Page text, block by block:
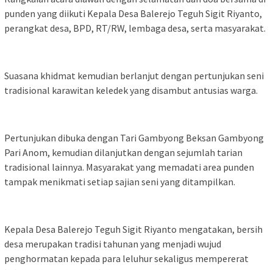
punden yang diikuti Kepala Desa Balerejo Teguh Sigit Riyanto,
perangkat desa, BPD, RT/RW, lembaga desa, serta masyarakat.
Suasana khidmat kemudian berlanjut dengan pertunjukan seni
tradisional karawitan keledek yang disambut antusias warga.
Pertunjukan dibuka dengan Tari Gambyong Beksan Gambyong
Pari Anom, kemudian dilanjutkan dengan sejumlah tarian
tradisional lainnya. Masyarakat yang memadati area punden
tampak menikmati setiap sajian seni yang ditampilkan.
Kepala Desa Balerejo Teguh Sigit Riyanto mengatakan, bersih
desa merupakan tradisi tahunan yang menjadi wujud
penghormatan kepada para leluhur sekaligus mempererat